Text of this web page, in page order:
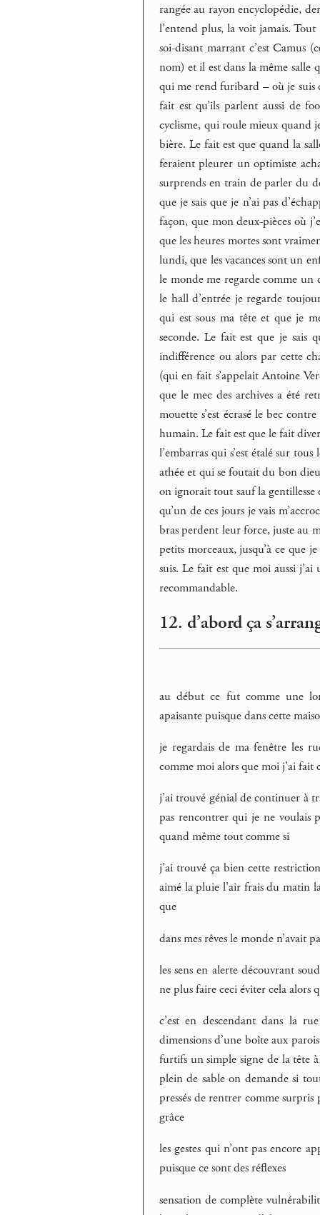
rangée au rayon encyclopédie,
l’entend plus, la voit jamais.
soi-disant marrant c’est Camus
nom) et il est dans la même salle
qui me rend furibard – où je suis
fait est qu’ils parlent aussi de
cyclisme, qui roule mieux quand
bière. Le fait est que quand la
feraient pleurer un optimiste
surprends en train de parler du
que je sais que je n’ai pas
façon, que mon deux-pièces où
que les heures mortes sont
lundi, que les vacances sont un
le monde me regarde comme un
le hall d’entrée je regarde
qui est sous ma tête et que je
seconde. Le fait est que je sais
indifférence ou alors par cette
(qui en fait s’appelait Antoine
que le mec des archives a été
mouette s’est écrasé le bec
humain. Le fait est que le fait
l’embarras qui s’est étalé sur
athée et qui se foutait du bon
on ignorait tout sauf la gentillesse
qu’un de ces jours je vais
bras perdent leur force, juste au
petits morceaux, jusqu’à ce que
suis. Le fait est que moi aussi
recommandable.
12. d’abord ça
au début ce fut comme une
apaisante puisque dans cette
je regardais de ma fenêtre les
comme moi alors que moi j’ai fait
j’ai trouvé génial de continuer à
pas rencontrer qui je ne voulais
quand même tout comme si
j’ai trouvé ça bien cette
aimé la pluie l’air frais du matin
que
dans mes rêves le monde n’avait
les sens en alerte découvrant
ne plus faire ceci éviter cela alors
c’est en descendant dans la
dimensions d’une boîte aux
furtifs un simple signe de la tête
plein de sable on demande si
pressés de rentrer comme
grâce
les gestes qui n’ont pas encore
puisque ce sont des réflexes
sensation de complète